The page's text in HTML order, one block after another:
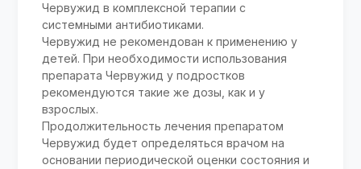
Червужид в комплексной терапии с
системными антибиотиками.
Червужид не рекомендован к применению у
детей. При необходимости использования
препарата Червужид у подростков
рекомендуются такие же дозы, как и у
взрослых.
Продолжительность лечения препаратом
Червужид будет определяться врачом на
основании периодической оценки состояния и